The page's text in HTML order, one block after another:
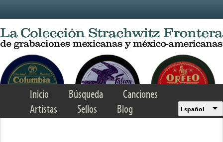
Inicio Búsqueda
Canciones
Artistas
Sellos Blog Español